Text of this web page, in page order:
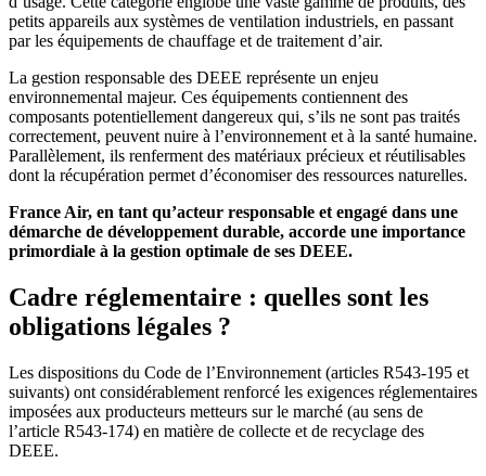
petits appareils aux systèmes de ventilation industriels, en passant
par les équipements de chauffage et de traitement d’air.
La gestion responsable des DEEE représente un enjeu
environnemental majeur. Ces équipements contiennent des
composants potentiellement dangereux qui, s’ils ne sont pas traités
correctement, peuvent nuire à l’environnement et à la santé humaine.
Parallèlement, ils renferment des matériaux précieux et réutilisables
dont la récupération permet d’économiser des ressources naturelles.
France Air, en tant qu’acteur responsable et engagé dans une
démarche de développement durable, accorde une importance
primordiale à la gestion optimale de ses DEEE.
Cadre réglementaire : quelles sont les
obligations légales ?
Les dispositions du Code de l’Environnement (articles R543-195 et
suivants) ont considérablement renforcé les exigences réglementaires
imposées aux producteurs metteurs sur le marché (au sens de
l’article R543-174) en matière de collecte et de recyclage des
DEEE.